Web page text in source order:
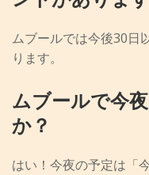
ムブールでは今後30日
ります。
ムブールで今
か？
はい！今夜の予定は「